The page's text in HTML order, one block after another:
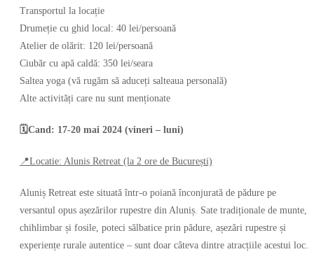
Transportul la locație
Drumeție cu ghid local: 40 lei/persoană
Atelier de olărit: 120 lei/persoană
Ciubăr cu apă caldă: 350 lei/seara
Saltea yoga (vă rugăm să aduceți salteaua personală)
Alte activități care nu sunt menționate
🗓️Cand: 17-20 mai 2024 (vineri – luni)
📍Locatie: Alunis Retreat (la 2 ore de București)
Aluniș Retreat este situată într-o poiană înconjurată de pădure pe
versantul opus așezărilor rupestre din Aluniș. Sate tradiționale de munte,
chihlimbar și fosile, poteci sălbatice prin pădure, așezări rupestre și
experiențe rurale autentice – sunt doar câteva dintre atracțiile acestui loc.